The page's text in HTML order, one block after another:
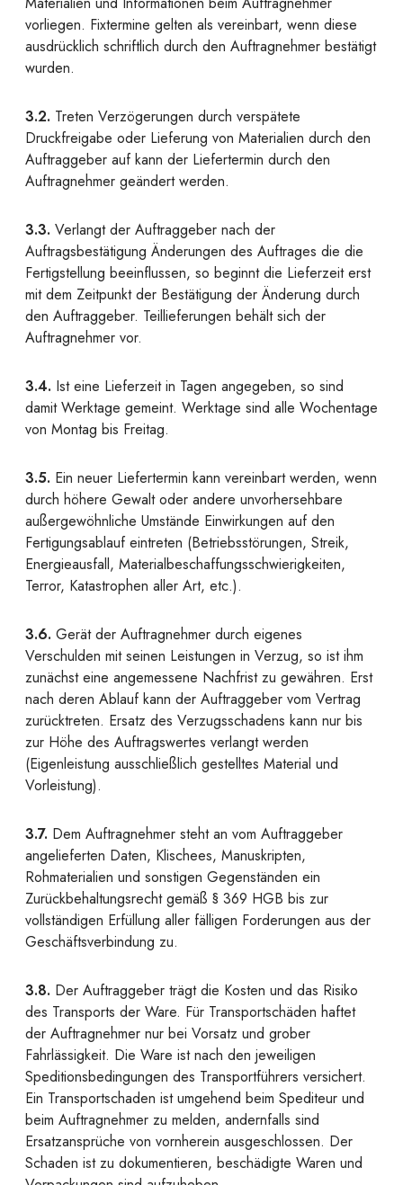
vorliegen. Fixtermine gelten als vereinbart, wenn diese
ausdrücklich schriftlich durch den Auftragnehmer bestätigt
wurden.
3.2. Treten Verzögerungen durch verspätete
Druckfreigabe oder Lieferung von Materialien durch den
Auftraggeber auf kann der Liefertermin durch den
Auftragnehmer geändert werden.
3.3. Verlangt der Auftraggeber nach der
Auftragsbestätigung Änderungen des Auftrages die die
Fertigstellung beeinflussen, so beginnt die Lieferzeit erst
mit dem Zeitpunkt der Bestätigung der Änderung durch
den Auftraggeber. Teillieferungen behält sich der
Auftragnehmer vor.
3.4. Ist eine Lieferzeit in Tagen angegeben, so sind
damit Werktage gemeint. Werktage sind alle Wochentage
von Montag bis Freitag.
3.5. Ein neuer Liefertermin kann vereinbart werden, wenn
durch höhere Gewalt oder andere unvorhersehbare
außergewöhnliche Umstände Einwirkungen auf den
Fertigungsablauf eintreten (Betriebsstörungen, Streik,
Energieausfall, Materialbeschaffungsschwierigkeiten,
Terror, Katastrophen aller Art, etc.).
3.6. Gerät der Auftragnehmer durch eigenes
Verschulden mit seinen Leistungen in Verzug, so ist ihm
zunächst eine angemessene Nachfrist zu gewähren. Erst
nach deren Ablauf kann der Auftraggeber vom Vertrag
zurücktreten. Ersatz des Verzugsschadens kann nur bis
zur Höhe des Auftragswertes verlangt werden
(Eigenleistung ausschließlich gestelltes Material und
Vorleistung).
3.7. Dem Auftragnehmer steht an vom Auftraggeber
angelieferten Daten, Klischees, Manuskripten,
Rohmaterialien und sonstigen Gegenständen ein
Zurückbehaltungsrecht gemäß § 369 HGB bis zur
vollständigen Erfüllung aller fälligen Forderungen aus der
Geschäftsverbindung zu.
3.8. Der Auftraggeber trägt die Kosten und das Risiko
des Transports der Ware. Für Transportschäden haftet
der Auftragnehmer nur bei Vorsatz und grober
Fahrlässigkeit. Die Ware ist nach den jeweiligen
Speditionsbedingungen des Transportführers versichert.
Ein Transportschaden ist umgehend beim Spediteur und
beim Auftragnehmer zu melden, andernfalls sind
Ersatzansprüche von vornherein ausgeschlossen. Der
Schaden ist zu dokumentieren, beschädigte Waren und